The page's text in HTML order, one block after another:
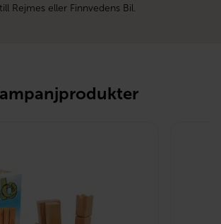
Rejmes eller Finnvedens Bil.